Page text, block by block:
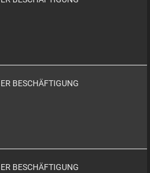
BESCHÄFTIGUNG
BESCHÄFTIGUNG